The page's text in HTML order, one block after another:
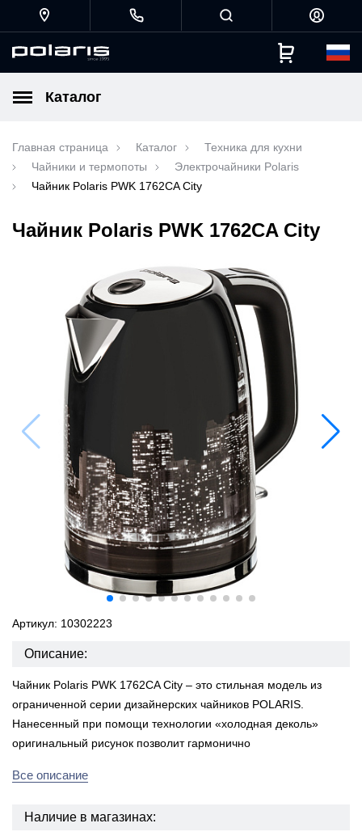
Каталог
Главная страница Каталог
Техника для кухни
Чайники и термопоты
Электрочайники Polaris
Чайник Polaris PWK 1762CA City
Чайник Polaris PWK 1762CA City
Артикул: 10302223
Описание:
Чайник Polaris PWK 1762CA City – это стильная модель из
ограниченной серии дизайнерских чайников POLARIS.
Нанесенный при помощи технологии «холодная деколь»
оригинальный рисунок позволит гармонично
Все описание
Наличие в магазинах: